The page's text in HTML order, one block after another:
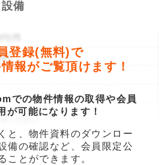
備
登録(無料)で
報がご覧頂けます！
での物件情報の取得や会員
が可能になります！
と、物件資料のダウンロー
備の確認など、会員限定公
ことができます。